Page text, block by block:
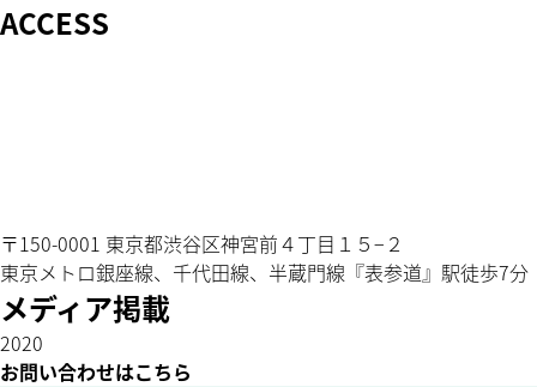
ACCESS
〒150-0001 東京都渋谷区神宮前４丁目１５−２
東京メトロ銀座線、千代田線、半蔵門線『表参道』駅徒歩7分
メディア掲載
2020
お問い合わせはこちら